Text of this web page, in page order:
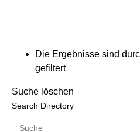
Die Ergebnisse sind
gefiltert
Suche löschen
Search Directory